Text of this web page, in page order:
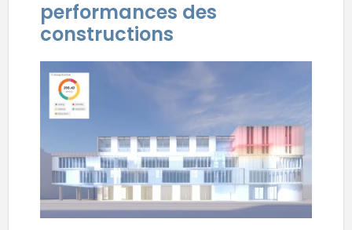
performances des
constructions